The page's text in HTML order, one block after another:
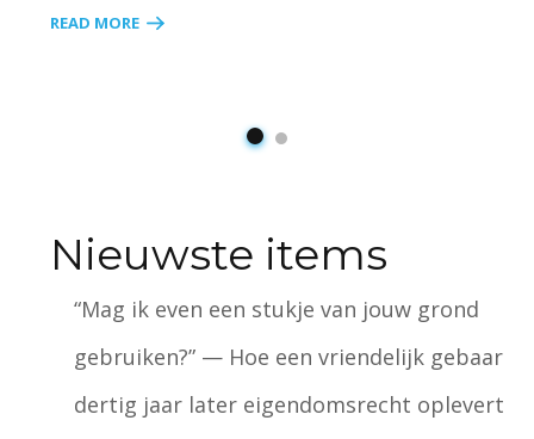
READ MORE
Nieuwste items
“Mag ik even een stukje van jouw grond
gebruiken?” — Hoe een vriendelijk gebaar
dertig jaar later eigendomsrecht oplevert